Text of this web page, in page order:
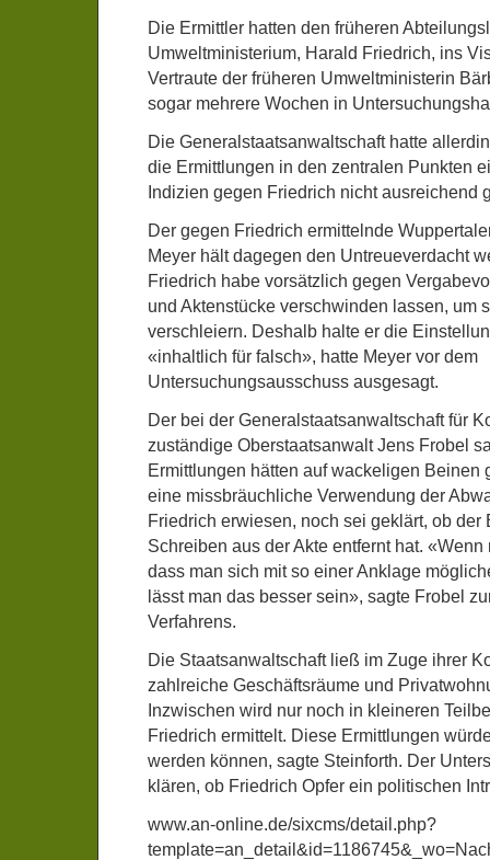
Die Ermittler hatten den früheren
Umweltministerium, Harald Friedrich, ins
Vertraute der früheren Umweltministerin
sogar mehrere Wochen in
Die Generalstaatsanwaltschaft hatte
die Ermittlungen in den zentralen Punkten
Indizien gegen Friedrich nicht ausreichend
Der gegen Friedrich ermittelnde
Meyer hält dagegen den Untreueverdacht
Friedrich habe vorsätzlich gegen
und Aktenstücke verschwinden lassen, um
verschleiern. Deshalb halte er die
«inhaltlich für falsch», hatte Meyer vor dem
Untersuchungsausschuss ausgesagt.
Der bei der Generalstaatsanwaltschaft für
zuständige Oberstaatsanwalt Jens Frobel
Ermittlungen hätten auf wackeligen Beinen
eine missbräuchliche Verwendung der
Friedrich erwiesen, noch sei geklärt, ob der
Schreiben aus der Akte entfernt hat.
dass man sich mit so einer Anklage
lässt man das besser sein», sagte Frobel
Verfahrens.
Die Staatsanwaltschaft ließ im Zuge ihrer
zahlreiche Geschäftsräume und
Inzwischen wird nur noch in kleineren
Friedrich ermittelt. Diese Ermittlungen
werden können, sagte Steinforth. Der
klären, ob Friedrich Opfer ein politischen
www.an-online.de/sixcms/detail.php?